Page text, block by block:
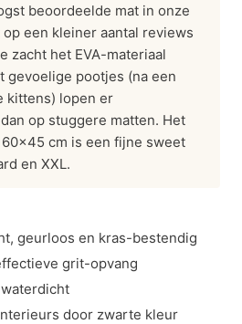
beoordeelde mat in onze
een kleiner aantal reviews
zacht het EVA-materiaal
gevoelige pootjes (na een
kittens) lopen er
op stuggere matten. Het
cm is een fijne sweet
en XXL.
geurloos en kras-bestendig
grit-opvang
door zwarte kleur